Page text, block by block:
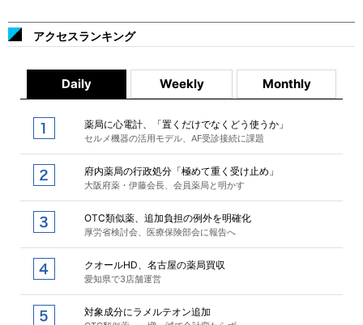
アクセスランキング
Daily Weekly Monthly
薬局に心電計、「置くだけでなくどう使うか」
セルメ機器の活用モデル、AF受診接続に課題
府内薬局の行政処分「極めて重く受け止め」
大阪府薬・伊藤会長、会員薬局と明かす
OTC類似薬、追加負担の例外を明確化
厚労省検討会、医療保険部会に報告へ
クオールHD、名古屋の薬局買収
愛知県で3店舗運営
対象成分にラメルテオン追加